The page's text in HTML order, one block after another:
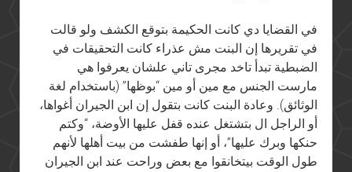
في القضايا دي كانت الحكيمة بتوقع الكشف ولو قالت
في تقريرها إن البنت مش عذراء كانت التحقيقات في
الضبطية تبدأ تاخد مجرى تاني علشان يعرفوا هي
مارست الجنس مع مين أو مين “بوظها” (باستخدام لغة
الوثائق). وعادة البنت كانت بتقول إن ابن الجيران أغواها،
أو الراجل ال بتشتغل عنده قفل عليها الأوضة، “وكتم
حنكها وبرك عليها”، أو إنها طفشت من بيت أهلها لأنهم
طول الوقت بيتخانقوا مع بعض وراحت عند ابن الجيران